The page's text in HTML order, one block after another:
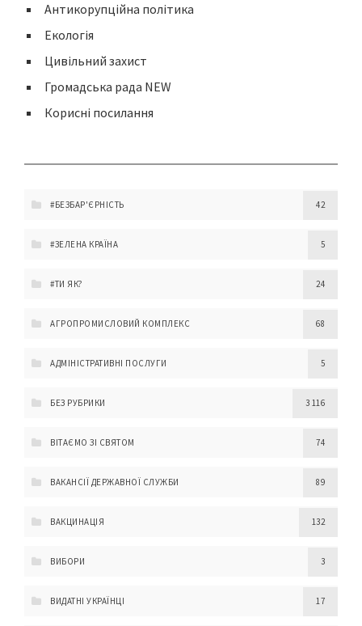
Антикорупційна політика
Екологія
Цивільний захист
Громадська рада NEW
Корисні посилання
#БЕЗБАР'ЄРНІСТЬ 42
#ЗЕЛЕНА КРАЇНА 5
#ТИ ЯК? 24
АГРОПРОМИСЛОВИЙ КОМПЛЕКС 68
АДМІНІСТРАТИВНІ ПОСЛУГИ 5
БЕЗ РУБРИКИ 3 116
ВІТАЄМО ЗІ СВЯТОМ 74
ВАКАНСІЇ ДЕРЖАВНОЇ СЛУЖБИ 89
ВАКЦИНАЦІЯ 132
ВИБОРИ 3
ВИДАТНІ УКРАЇНЦІ 17